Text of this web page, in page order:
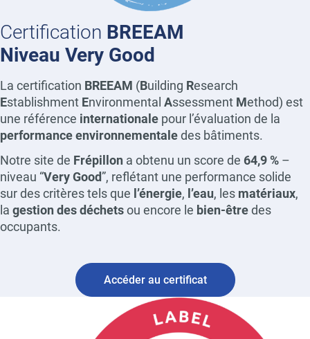
Certification BREEAM
Niveau Very Good
La certification BREEAM (Building Research
Establishment Environmental Assessment Method) est
une référence internationale pour l’évaluation de la
performance environnementaledes bâtiments.
Notre site de Frépillon a obtenu un score de 64,9 % –
niveau “Very Good”, reflétant une performance solide
sur des critères tels que l’énergie, l’eau, les matériaux,
la gestion des déchetsou encore le bien-êtredes
occupants.
Accéder au certificat